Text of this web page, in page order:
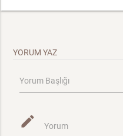
YORUM YAZ
Yorum Başlığı
mode_edit Yorum